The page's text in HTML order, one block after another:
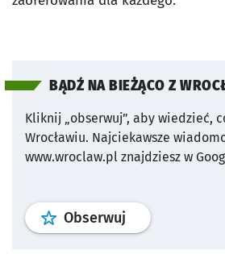
BĄDŹ NA BIEŻĄCO Z
Kliknij „obserwuj”, aby wiedzieć,
Wrocławiu. Najciekawsze
www.wroclaw.pl znajdziesz w
Obserwuj profil